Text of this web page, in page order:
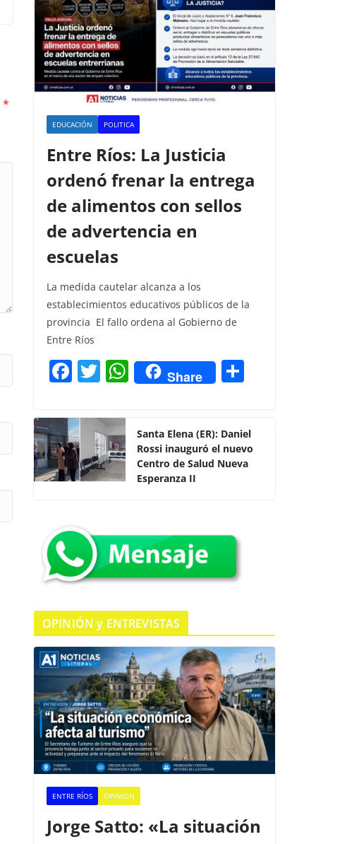
*
EDUCACIÓN POLITICA
Entre Ríos: La Justicia
ordenó frenar la entrega
de alimentos con sellos
de advertencia en
escuelas
La medida cautelar alcanza a los
establecimientos educativos públicos de la
provincia El fallo ordena al Gobierno de
Entre Ríos
F
c
e
b
o
k
T
itt
er
W
h
s
A
p
Share
p
ar
Santa Elena (ER): Daniel
Rossi inauguró el nuevo
Centro de Salud Nueva
Esperanza II
OPINIÓN y ENTREVISTAS
ENTRE RÍOS OPINION
Jorge Satto: «La situación